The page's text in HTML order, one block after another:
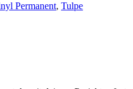
Permanent, Tulpe